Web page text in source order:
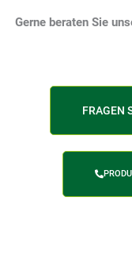
Gerne beraten Sie
FRAGEN